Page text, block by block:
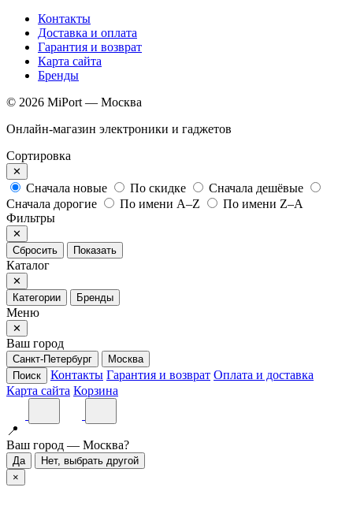
Контакты
Доставка и оплата
Гарантия и возврат
Карта сайта
Бренды
© 2026 MiPort — Москва
Онлайн-магазин электроники и гаджетов
Сортировка
✕
Сначала новые По скидке
Сначала дешёвые
Сначала дорогие
По имени A–Z
По имени Z–A
Фильтры
✕
Сбросить
Показать
Каталог
✕
Категории
Бренды
Меню
✕
Ваш город
Санкт-Петербург
Москва
Поиск
Контакты Гарантия и возврат Оплата и доставка
Карта сайта Корзина
📍
Ваш город — Москва?
Да
Нет, выбрать другой
×